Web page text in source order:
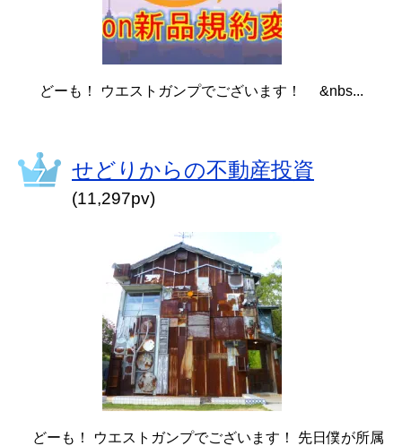
どーも！ ウエストガンプでございます！ &nbs...
せどりからの不動産投資
(11,297pv)
どーも！ ウエストガンプでございます！ 先日僕が所属